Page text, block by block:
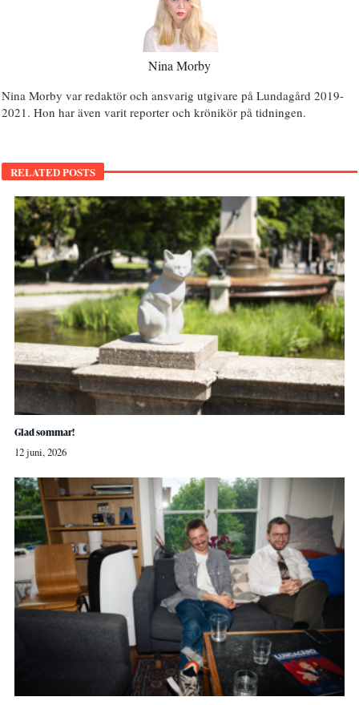
Nina Morby
Nina Morby var redaktör och ansvarig utgivare på Lundagård 2019-
2021. Hon har även varit reporter och krönikör på tidningen.
RELATED POSTS
Glad sommar!
12 juni, 2026